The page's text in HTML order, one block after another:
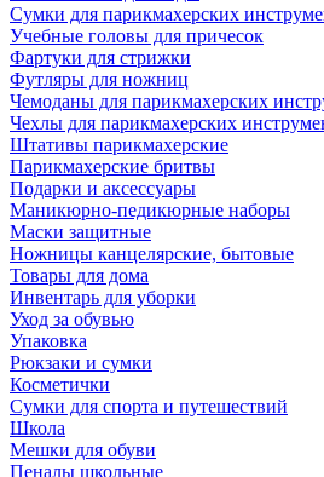
Сумки для парикмахерских
Учебные головы для причесок
Фартуки для стрижки
Футляры для ножниц
Чемоданы для парикмахерских
Чехлы для парикмахерских
Штативы парикмахерские
Парикмахерские бритвы
Подарки и аксессуары
Маникюрно-педикюрные наборы
Маски защитные
Ножницы канцелярские, бытовые
Товары для дома
Инвентарь для уборки
Уход за обувью
Упаковка
Рюкзаки и сумки
Косметички
Сумки для спорта и путешествий
Школа
Мешки для обуви
Пеналы школьные